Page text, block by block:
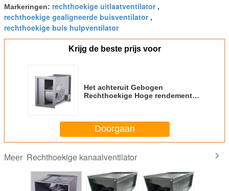
Markeringen: rechthoekige uitlaatventilator,
rechthoekige gealigneerde buisventilator,
rechthoekige buis hulpventilator
Krijg de beste prijs voor
Het achteruit Gebogen
Rechthoekige Hoge rendement
Doorgaan
Meer Rechthoekige kanaalventilator